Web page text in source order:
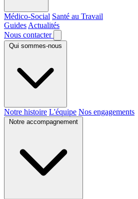
Médico-Social Santé au Travail
Guides Actualités
Nous contacter
Qui sommes-nous
Notre histoire L'équipe Nos engagements
Notre accompagnement